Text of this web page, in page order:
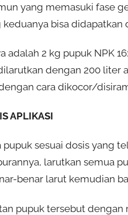
yang memasuki fase
bisa didapatkan
adalah 2 kg pupuk NPK
dengan 200 liter
cara dikocor/
APLIKASI
pupuk sesuai dosis yang
larutkan semua
benar larut kemudian
pupuk tersebut